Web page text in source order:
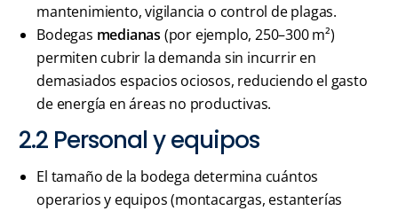
mantenimiento, vigilancia o control de plagas.
Bodegas medianas (por ejemplo, 250–300 m²)
permiten cubrir la demanda sin incurrir en
demasiados espacios ociosos, reduciendo el gasto
de energía en áreas no productivas.
2.2 Personal y equipos
El tamaño de la bodega determina cuántos
operarios y equipos (montacargas, estanterías